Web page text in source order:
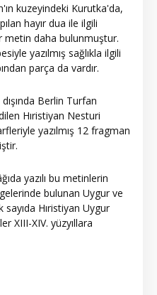
kuzeyindeki Kurutka'da,
hayır dua ile ilgili
metin daha bulunmuştur.
yazılmış sağlıkla ilgili
parça da vardır.
Berlin Turfan
Hıristiyan Nesturi
yazılmış 12 fragman
yazılı bu metinlerin
bulunan Uygur ve
sayıda Hıristiyan Uygur
XIII-XIV. yüzyıllara